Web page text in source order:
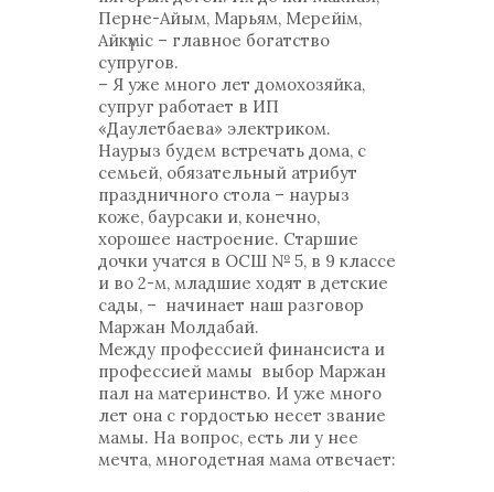
Перне-Айым, Марьям, Мерейім,
Айкүміс – главное богатство
супругов.
– Я уже много лет домохозяйка,
супруг работает в ИП
«Даулетбаева» электриком.
Наурыз будем встречать дома, с
семьей, обязательный атрибут
праздничного стола – наурыз
коже, баурсаки и, конечно,
хорошее настроение. Старшие
дочки учатся в ОСШ № 5, в 9 классе
и во 2-м, младшие ходят в детские
сады, – начинает наш разговор
Маржан Молдабай.
Между профессией финансиста и
профессией мамы выбор Маржан
пал на материнство. И уже много
лет она с гордостью несет звание
мамы. На вопрос, есть ли у нее
мечта, многодетная мама отвечает: